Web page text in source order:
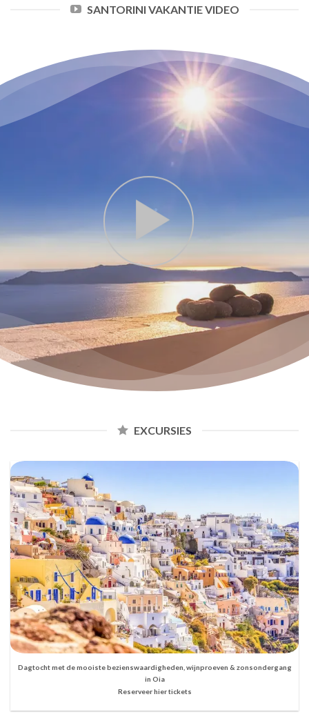
SANTORINI VAKANTIE VIDEO
EXCURSIES
Dagtocht met de mooiste bezienswaardigheden, wijnproeven & zonsondergang
in Oia
Reserveer hier tickets